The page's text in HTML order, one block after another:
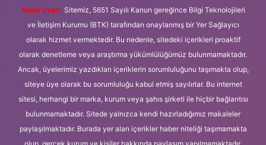
Yasal Uyarı: Sitemiz, 5651 Sayılı Kanun gereğince Bilgi Teknolojileri
ve İletişim Kurumu (BTK) tarafından onaylanmış bir Yer Sağlayıcı
olarak hizmet vermektedir. Bu nedenle, sitedeki içerikleri proaktif
olarak denetleme veya araştırma yükümlülüğümüz bulunmamaktadır.
Ancak, üyelerimiz yazdıkları içeriklerin sorumluluğunu taşımakta olup,
siteye üye olarak bu sorumluluğu kabul etmiş sayılırlar. Bu internet
sitesi, herhangi bir marka, kurum veya şahıs şirketi ile hiçbir bağlantısı
bulunmamaktadır. Sitede yalnızca kendi hazırladığımız makaleler
paylaşılmaktadır. Burada yer alan içerikler haber niteliği taşımamakta